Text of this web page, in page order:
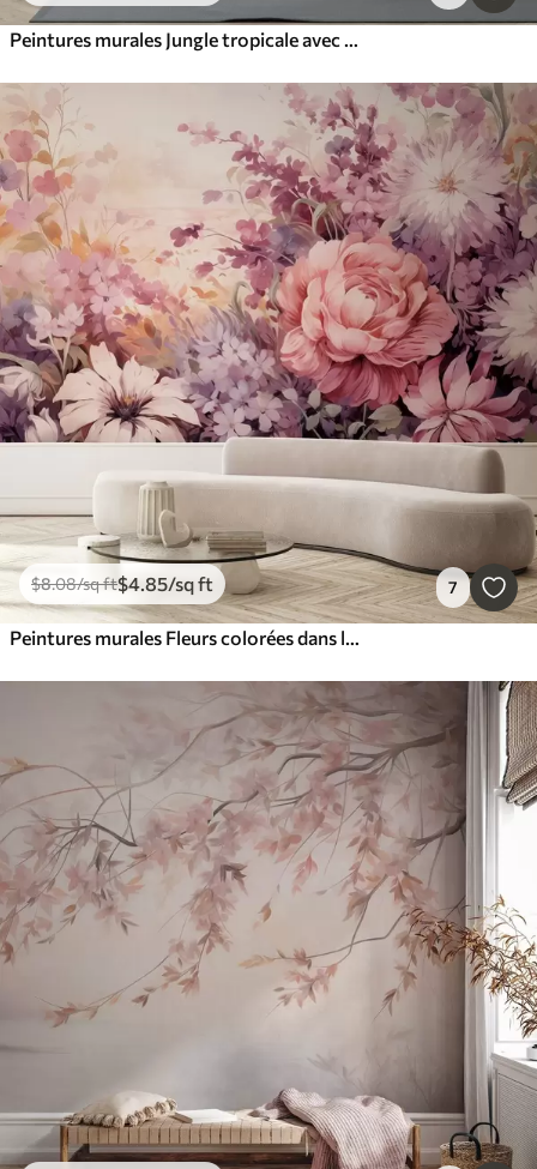
Peintures murales Jungle tropicale avec de grandes feuilles vertes et des fleurs de protea roses sur fond texturé flou
$8.08/sq ft$4.85/sq ft 7
Peintures murales Fleurs colorées dans les tons roses et violets : lilas, pivoines, chrysanthèmes